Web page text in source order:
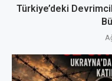
Türkiye’deki